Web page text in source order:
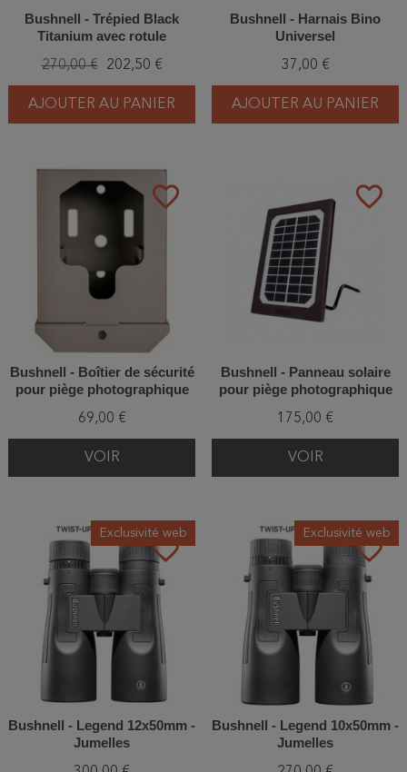
Bushnell - Trépied Black
Titanium avec rotule
270,00 € 202,50 €
AJOUTER AU PANIER
Bushnell - Harnais Bino
Universel
37,00 €
AJOUTER AU PANIER
favorite_border
Bushnell - Boîtier de sécurité
pour piège photographique
69,00 €
VOIR
favorite_border
Bushnell - Panneau solaire
pour piège photographique
175,00 €
VOIR
favorite_border
Exclusivité web
Bushnell - Legend 12x50mm -
Jumelles
favorite_border
Exclusivité web
Bushnell - Legend 10x50mm -
Jumelles